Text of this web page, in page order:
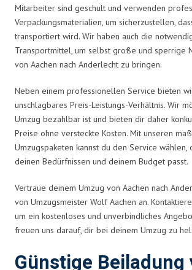
Mitarbeiter sind geschult und verwenden
Verpackungsmaterialien, um sicherzustellen,
transportiert wird. Wir haben auch die
Transportmittel, um selbst große und sperrige
von Aachen nach Anderlecht zu bringen.
Neben einem professionellen Service bieten
unschlagbares Preis-Leistungs-Verhältnis. Wir
Umzug bezahlbar ist und bieten dir daher
Preise ohne versteckte Kosten. Mit unseren
Umzugspaketen kannst du den Service wählen,
deinen Bedürfnissen und deinem Budget passt.
Vertraue deinem Umzug von Aachen nach
von Umzugsmeister Wolf Aachen an.
um ein kostenloses und unverbindliches
freuen uns darauf, dir bei deinem Umzug zu
Günstige Beiladung